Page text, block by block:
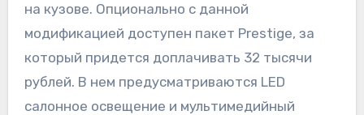
на кузове. Опционально с данной
модификацией доступен пакет Prestige, за
который придется доплачивать 32 тысячи
рублей. В нем предусматриваются LED
салонное освещение и мультимедийный